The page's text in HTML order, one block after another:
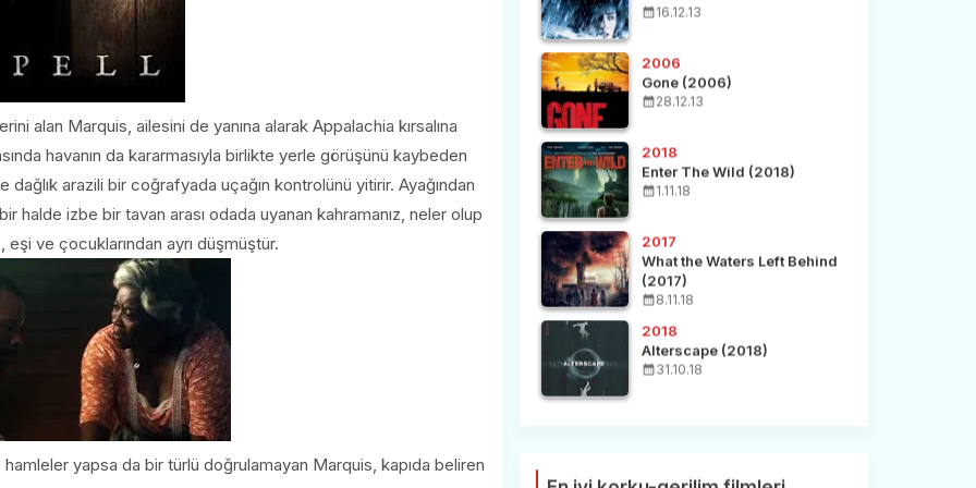
alan Marquis, ailesini de yanına alarak Appalachia kırsalına
havanın da kararmasıyla birlikte yerle görüşünü kaybeden
dağlık arazili bir coğrafyada uçağın kontrolünü yitirir. Ayağından
halde izbe bir tavan arası odada uyanan kahramanız, neler olup
ve çocuklarından ayrı düşmüştür.
yapsa da bir türlü doğrulamayan Marquis, kapıda beliren
16.12.13
2006
Gone (2006)
28.12.13
2018
Enter The Wild (2018)
1.11.18
2017
What the Waters Left Behind
(2017)
8.11.18
2018
Alterscape (2018)
31.10.18